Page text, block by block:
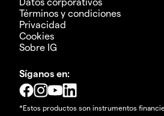
Términos y condiciones
Privacidad
Cookies
Sobre IG
Síganos en:
*Estos productos son instrumentos